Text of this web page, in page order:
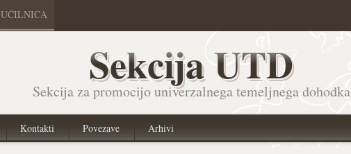
UČILNICA
Sekcija UTD
Sekcija za promocijo univerzalnega temeljnega dohodka
Kontakti Povezave Arhivi